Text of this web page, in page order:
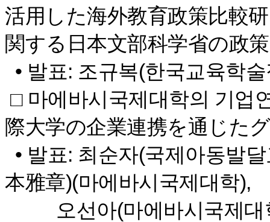
活用した海外教育政策比較
関する日本文部科学省の政
• 발표: 조규복(한국교육학
□ 마에바시국제대학의 기업
際大学の企業連携を通じた
• 발표: 최순자(국제아동발
本雅章)(마에바시국제대학),
오선아(마에바시국제대